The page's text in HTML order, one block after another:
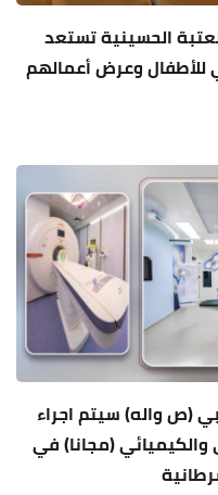
العتبة الحسينية تستعد
للأطفال وعرض أعمالهم
(ص واله) سيتم اجراء
والكيميائي (مجانا) في